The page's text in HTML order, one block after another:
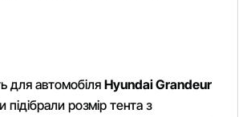
для автомобіля Hyundai Grandeur
підібрали розмір тента з